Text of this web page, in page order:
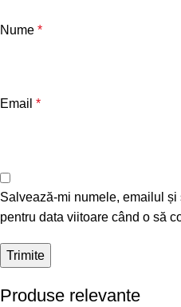
Nume *
Email *
Salvează-mi numele, emailul
pentru data viitoare când o să
Produse relevante